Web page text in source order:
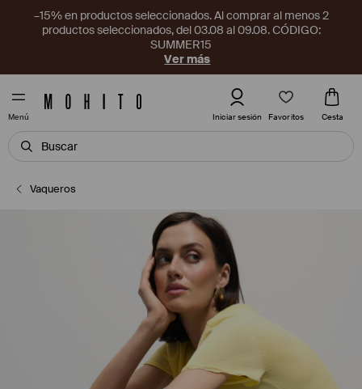
–15% en productos seleccionados. Al comprar al menos 2
productos seleccionados, del 03.08 al 09.08. CÓDIGO:
SUMMER15
Ver más
Menú Iniciar sesión Favoritos Cesta
Vaqueros